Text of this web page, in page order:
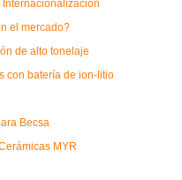
Internacionalización
el mercado?
de alto tonelaje
con batería de ion-litio
Becsa
MYR